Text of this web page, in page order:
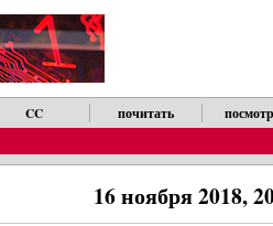
CC почитать
16 ноября 2018,